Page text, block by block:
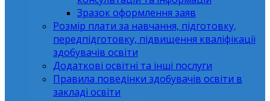
Зразок оформлення заяв
Розмір плати за навчання, підготовку,
передпідготовку, підвищення кваліфікації
здобувачів освіти
Додаткові освітні та інші послуги
Правила поведінки здобувачів освіти в
закладі освіти